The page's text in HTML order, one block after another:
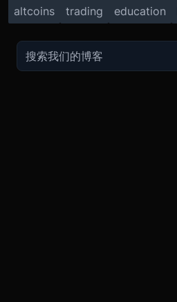
altcoins trading education